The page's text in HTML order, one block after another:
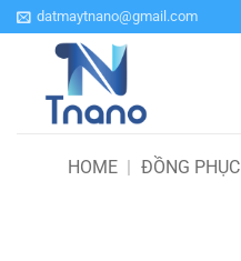
Bỏ
qua
datmaytnano@gmail.com
HOME | ĐỒNG PHỤC